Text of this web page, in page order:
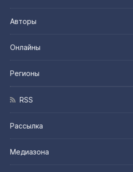
Авторы
Онлайны
Регионы
RSS
Рассылка
Медиазона